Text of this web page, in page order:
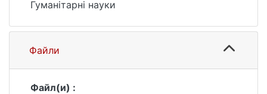
Гуманітарні науки
Файли
Файл(и) :